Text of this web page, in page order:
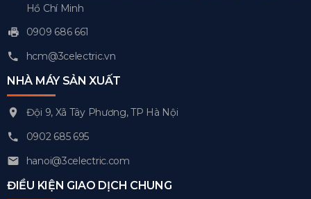
Hồ Chí Minh
0909 686 661
hcm@3celectric.vn
NHÀ MÁY SẢN XUẤT
Đội 9, Xã Tây Phương, TP Hà Nội
0902 685 695
hanoi@3celectric.com
ĐIỀU KIỆN GIAO DỊCH CHUNG